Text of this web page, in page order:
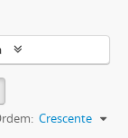
Crescente